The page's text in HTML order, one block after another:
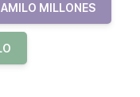
MILLONES